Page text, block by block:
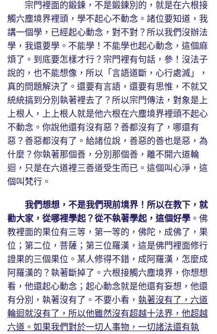
宗門裡面的鍛鍊，不是鍛鍊別的，就是在六根接
觸六塵境界裡頭，學不起心不動念。諸位要知道，我
講一個學，已經起心動念，對不對？所以我們沒辦法
學，我還要學。不能學！不能學也起心動念，這個麻
煩了。到底要怎樣才行？宗門裡有句話，參！沒法子
說的，也不能想像，所以「言語道斷，心行處滅」，
真的問題解決了。還要有言語，還要有思惟，不就又
統統搞到分別執著裡去了？所以宗門傳法，對象是上
上根人，上上根人就是他六根在六塵境界裡頭不起心
不動念。你說他還有沒有惡？善都沒有了，哪還有
惡？善惡都沒有了。給諸位說，善惡的善也是惡，為
什麼？你執著那個善，分別那個善，離不開六道輪
迴，只是在六道裡三善道受生而已。這個叫心淨，這
個叫梵行。
我們想想，不是我們現前境界！所以在教下，就
勸大家，從哪裡學起？從不執著學起，這個好學 。佛
教裡面的果位有三等，第一等的，佛陀，成佛了，果
位；第二位，菩薩；第三位羅漢，這是佛門裡面修行
證果的三個果位。某人修得不錯，成阿羅漢，怎麼成
阿羅漢的？執著斷掉了。六根接觸六塵境界，你想想
看，他還起心動念；起心動念就是他還有妄想，他還
有分別，執著沒有了。不要小看， 執著沒有了，六道
輪迴就沒有了，所以他雖然沒有超越十法界，他超越
六道。如果我們對於一切人事物，一切諸法還有執